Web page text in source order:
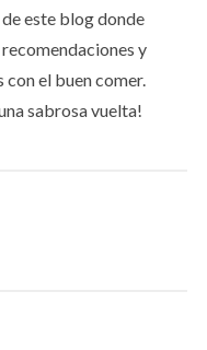
este blog donde
y
el buen comer.
sabrosa vuelta!